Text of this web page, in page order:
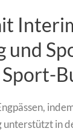
und
unterstützt in